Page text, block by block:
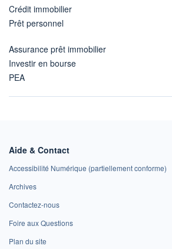
Crédit immobilier
Prêt personnel
Assurance prêt immobilier
Investir en bourse
PEA
Aide & Contact
Accessibilité Numérique (partiellement conforme)
Archives
Contactez-nous
Foire aux Questions
Plan du site